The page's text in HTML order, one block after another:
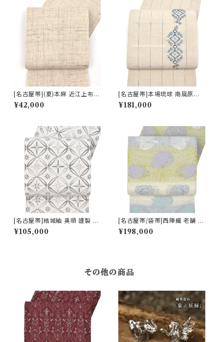
[名古屋帯](夏)本麻 近江上布
川口織物 謹製 八寸帯 日本製
(商品番号:21716)
¥42,000
[名古屋帯]本場琉球 南風原花
織 現代の名工 大城一夫 作 手
織り 八寸帯 正絹 日本製(商品
¥181,000
[名古屋帯]結城紬 奥順 謹製 型
紙捺染絣 七宝文様 八寸帯 正絹
日本製(商品番号:22495)
¥105,000
[名古屋帯/袋帯]西陣織 老舗 京
藝 謹製 ヴィクトリア・デザイン
天然石糸 子猫鍵しっぽ 九寸帯
¥198,000
その他の商品